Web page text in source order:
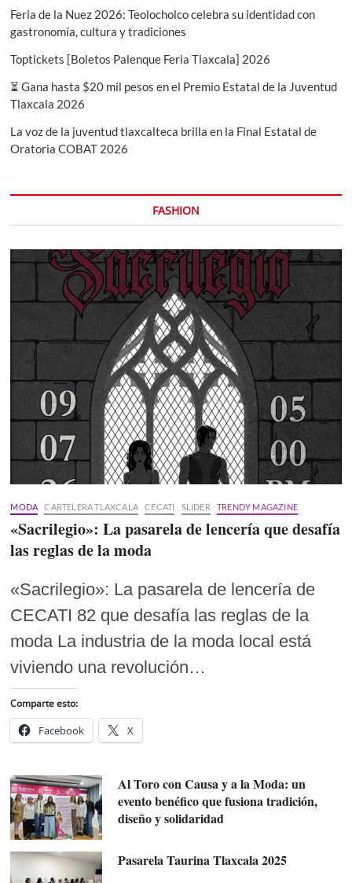
Feria de la Nuez 2026: Teolocholco celebra su identidad con
gastronomía, cultura y tradiciones
Toptickets [Boletos Palenque Feria Tlaxcala] 2026
⏳ Gana hasta $20 mil pesos en el Premio Estatal de la Juventud
Tlaxcala 2026
La voz de la juventud tlaxcalteca brilla en la Final Estatal de
Oratoria COBAT 2026
FASHION
MODA CARTELERA TLAXCALA CECATI SLIDER TRENDY MAGAZINE
«Sacrilegio»: La pasarela de lencería que desafía
las reglas de la moda
«Sacrilegio»: La pasarela de lencería de
CECATI 82 que desafía las reglas de la
moda La industria de la moda local está
viviendo una revolución…
Comparte esto:
Facebook X
Al Toro con Causa y a la Moda: un
evento benéfico que fusiona tradición,
diseño y solidaridad
Pasarela Taurina Tlaxcala 2025